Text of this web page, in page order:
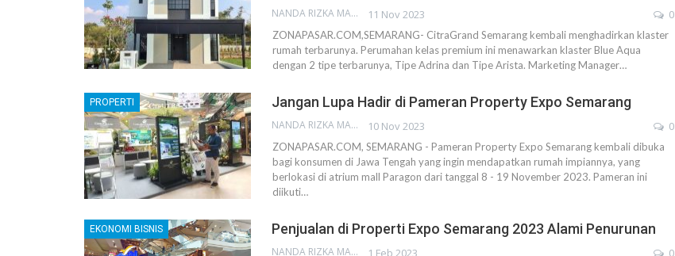
NANDA RIZKA MAHENDRA 11 Nov 2023 0
ZONAPASAR.COM,SEMARANG- CitraGrand Semarang kembali menghadirkan klaster
rumah terbarunya. Perumahan kelas premium ini menawarkan klaster Blue Aqua
dengan 2 tipe terbarunya, Tipe Adrina dan Tipe Arista. Marketing Manager…
PROPERTI Jangan Lupa Hadir di Pameran Property Expo Semarang
NANDA RIZKA MAHENDRA 10 Nov 2023 0
ZONAPASAR.COM, SEMARANG - Pameran Property Expo Semarang kembali dibuka
bagi konsumen di Jawa Tengah yang ingin mendapatkan rumah impiannya, yang
berlokasi di atrium mall Paragon dari tanggal 8 - 19 November 2023. Pameran ini
diikuti…
EKONOMI BISNIS Penjualan di Properti Expo Semarang 2023 Alami Penurunan
NANDA RIZKA MAHENDRA 1 Feb 2023 0